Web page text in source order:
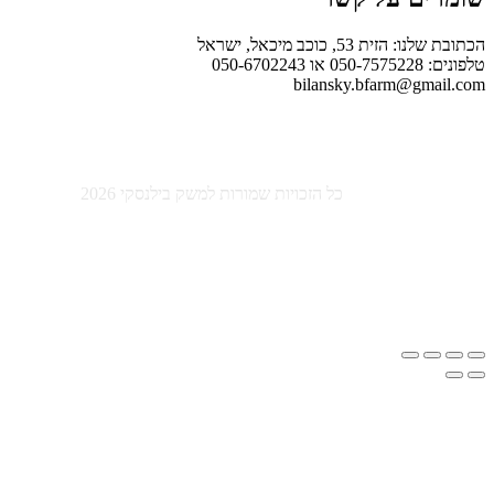
53, כוכב מיכאל, ישראל
כל הזכויות שמורות למשק בילנסקי 2026